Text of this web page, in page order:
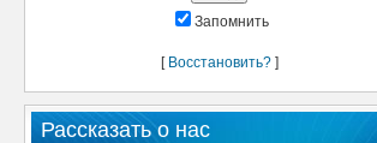
Запомнить
[ Восстановить?]
Рассказать о нас